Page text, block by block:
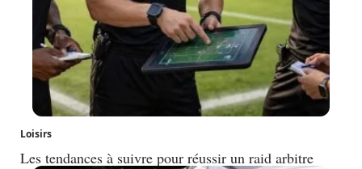
Loisirs
Les tendances à suivre pour réussir un raid arbitre